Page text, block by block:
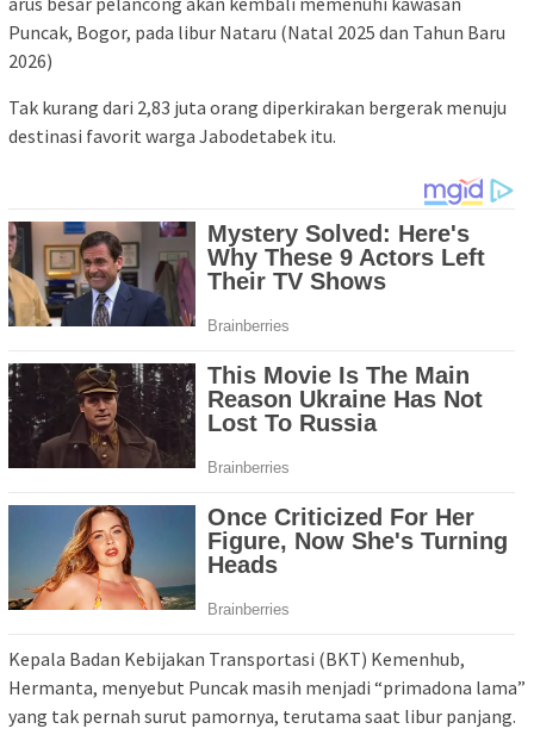
Puncak, Bogor, pada libur Nataru (Natal 2025 dan Tahun Baru
2026)
Tak kurang dari 2,83 juta orang diperkirakan bergerak menuju
destinasi favorit warga Jabodetabek itu.
Kepala Badan Kebijakan Transportasi (BKT) Kemenhub,
Hermanta, menyebut Puncak masih menjadi “primadona lama”
yang tak pernah surut pamornya, terutama saat libur panjang.